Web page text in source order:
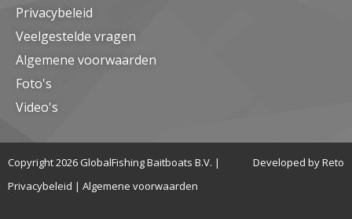
Privacybeleid
Veelgestelde vragen
Algemene voorwaarden
Foto's
Video's
Developed by Reto
Copyright 2026 GlobalFishing Baitboats B.V. |
Privacybeleid | Algemene voorwaarden